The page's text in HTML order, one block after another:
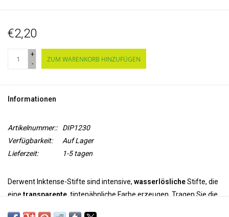
€2,20
+
-
ZUM WARENKORB HINZUFÜGEN
Informationen
Artikelnummer::
DIP1230
Verfügbarkeit:
Auf Lager
Lieferzeit:
1-5 tagen
Derwent Inktense-Stifte sind intensive, wasserlöslicheStifte, die
einetransparente , tintenähnliche Farbe erzeugen. Tragen Sie die